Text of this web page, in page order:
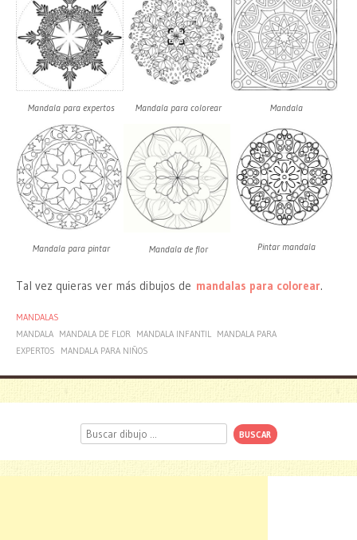
Mandala para expertos Mandala para colorear Mandala
Mandala para pintar Mandala de flor Pintar mandala
Tal vez quieras ver más dibujos de mandalas para colorear.
MANDALAS
MANDALA MANDALA DE FLOR MANDALA INFANTIL MANDALA PARA
EXPERTOS
MANDALA PARA NIÑOS
Buscar